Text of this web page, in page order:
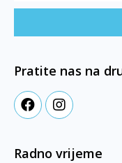
Pratite nas na
Radno vrijeme